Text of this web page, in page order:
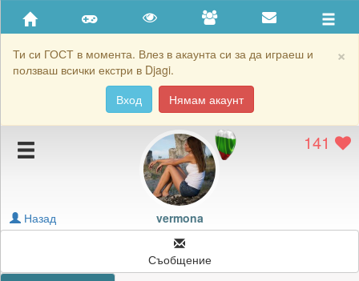
×
Ти си ГОСТ в момента. Влез в акаунта си за да играеш и
ползваш всички екстри в Djagi.
Вход
Нямам акаунт
Приятели
Хронология на игри
Подаръците на vermona
Картичките на vermona
Блокирай vermona
141
vermona
Назад
Съобщение